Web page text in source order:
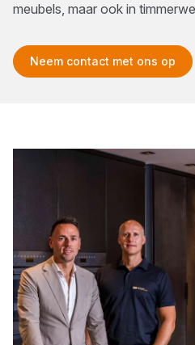
meubels, maar ook in
Neem contact met ons op